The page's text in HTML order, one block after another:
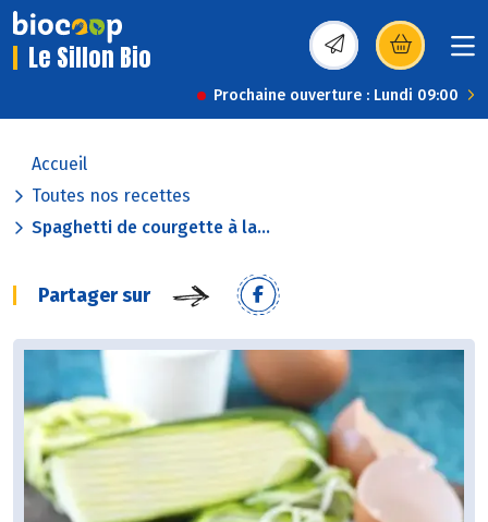
Le Sillon Bio (s’ouvre dans une
Prochaine ouverture : Lundi 09:00
Accueil
Toutes nos recettes
Spaghetti de courgette à la...
Partager sur